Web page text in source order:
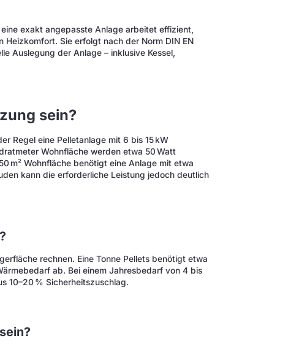
exakt angepasste Anlage arbeitet effizient,
Sie erfolgt nach der Norm DIN EN
Auslegung der Anlage – inklusive Kessel,
sein?
Regel eine Pelletanlage mit 6 bis 15 kW
Wohnfläche werden etwa 50 Watt
m² Wohnfläche benötigt eine Anlage mit etwa
kann die erforderliche Leistung jedoch deutlich
rechnen. Eine Tonne Pellets benötigt etwa
ab. Bei einem Jahresbedarf von 4 bis
10–20 % Sicherheitszuschlag.